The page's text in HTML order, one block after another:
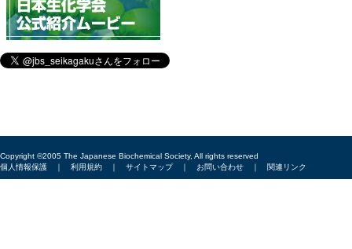
Copyright ©2005 The Japanese Biochemical Society, All rights reserved
個人情報保護 ｜ 利用規約 ｜ サイトマップ｜ お問い合わせ ｜ 関連リンク